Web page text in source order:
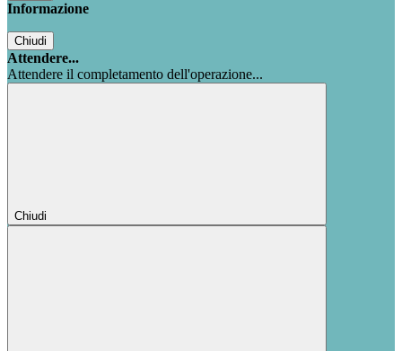
Informazione
Chiudi
Attendere...
Attendere il completamento dell'operazione...
Chiudi